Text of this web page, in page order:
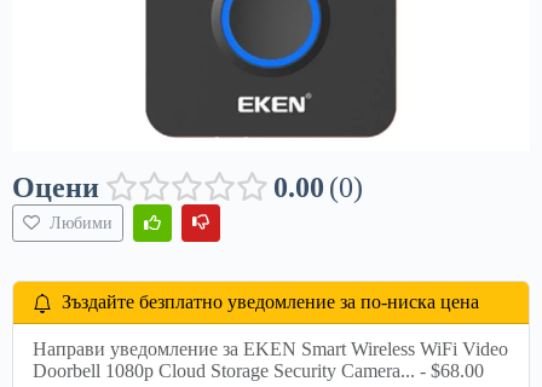
Оцени 0.00 0
Любими
Зъздайте безплатно уведомление за по-ниска цена
Направи уведомление за EKEN Smart Wireless WiFi Video
Doorbell 1080p Cloud Storage Security Camera... - $68.00